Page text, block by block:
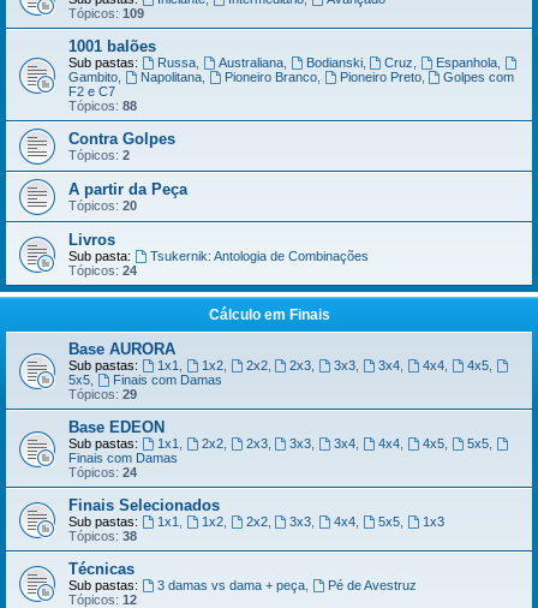
Tópicos: 109
1001 balões
Sub pastas: Russa, Australiana, Bodianski, Cruz Espanhola
Gambito
Napolitana, Pioneiro Branco, Pioneiro Preto,
Golpes com
F2 e C7
Tópicos: 88
Contra Golpes
Tópicos: 2
A partir da Peça
Tópicos: 20
Livros
Sub pasta:
Tsukernik: Antologia de Combinações
Tópicos: 24
Cálculo em Finais
Base AURORA
Sub pastas: 1x1 1x2, 2x2, 2x3 3x3 3x4 4x4, 4x5,
5x5
Finais com Damas
Tópicos: 29
Base EDEON
Sub pastas: 1x1 2x2, 2x3, 3x3 3x4 4x4 4x5, 5x5,
Finais com Damas
Tópicos: 24
Finais Selecionados
Sub pastas: 1x1 1x2, 2x2, 3x3 4x4 5x5
1x3
Tópicos: 38
Técnicas
Sub pastas: 3 damas vs dama + peça,
Pé de Avestruz
Tópicos: 12